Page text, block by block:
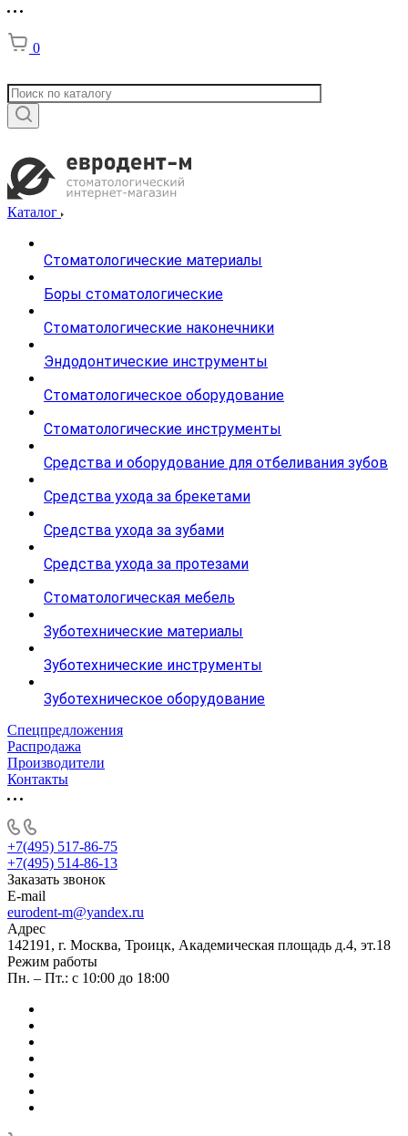
0
Каталог
Стоматологические материалы
Боры стоматологические
Стоматологические наконечники
Эндодонтические инструменты
Стоматологическое оборудование
Стоматологические инструменты
Средства и оборудование для отбеливания зубов
Средства ухода за брекетами
Средства ухода за зубами
Средства ухода за протезами
Стоматологическая мебель
Зуботехнические материалы
Зуботехнические инструменты
Зуботехническое оборудование
Спецпредложения
Распродажа
Производители
Контакты
+7(495) 517-86-75
+7(495) 514-86-13
Заказать звонок
E-mail
eurodent-m@yandex.ru
Адрес
142191, г. Москва, Троицк, Академическая площадь д.4, эт.18
Режим работы
Пн. – Пт.: с 10:00 до 18:00